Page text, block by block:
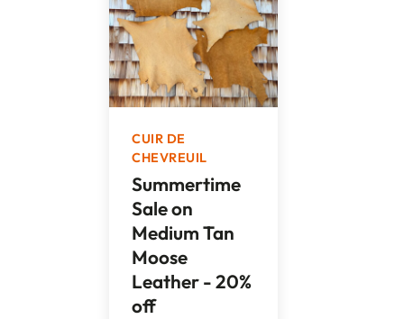
CUIR DE
CHEVREUIL
Summertime
Sale on
Medium Tan
Moose
Leather - 20%
off